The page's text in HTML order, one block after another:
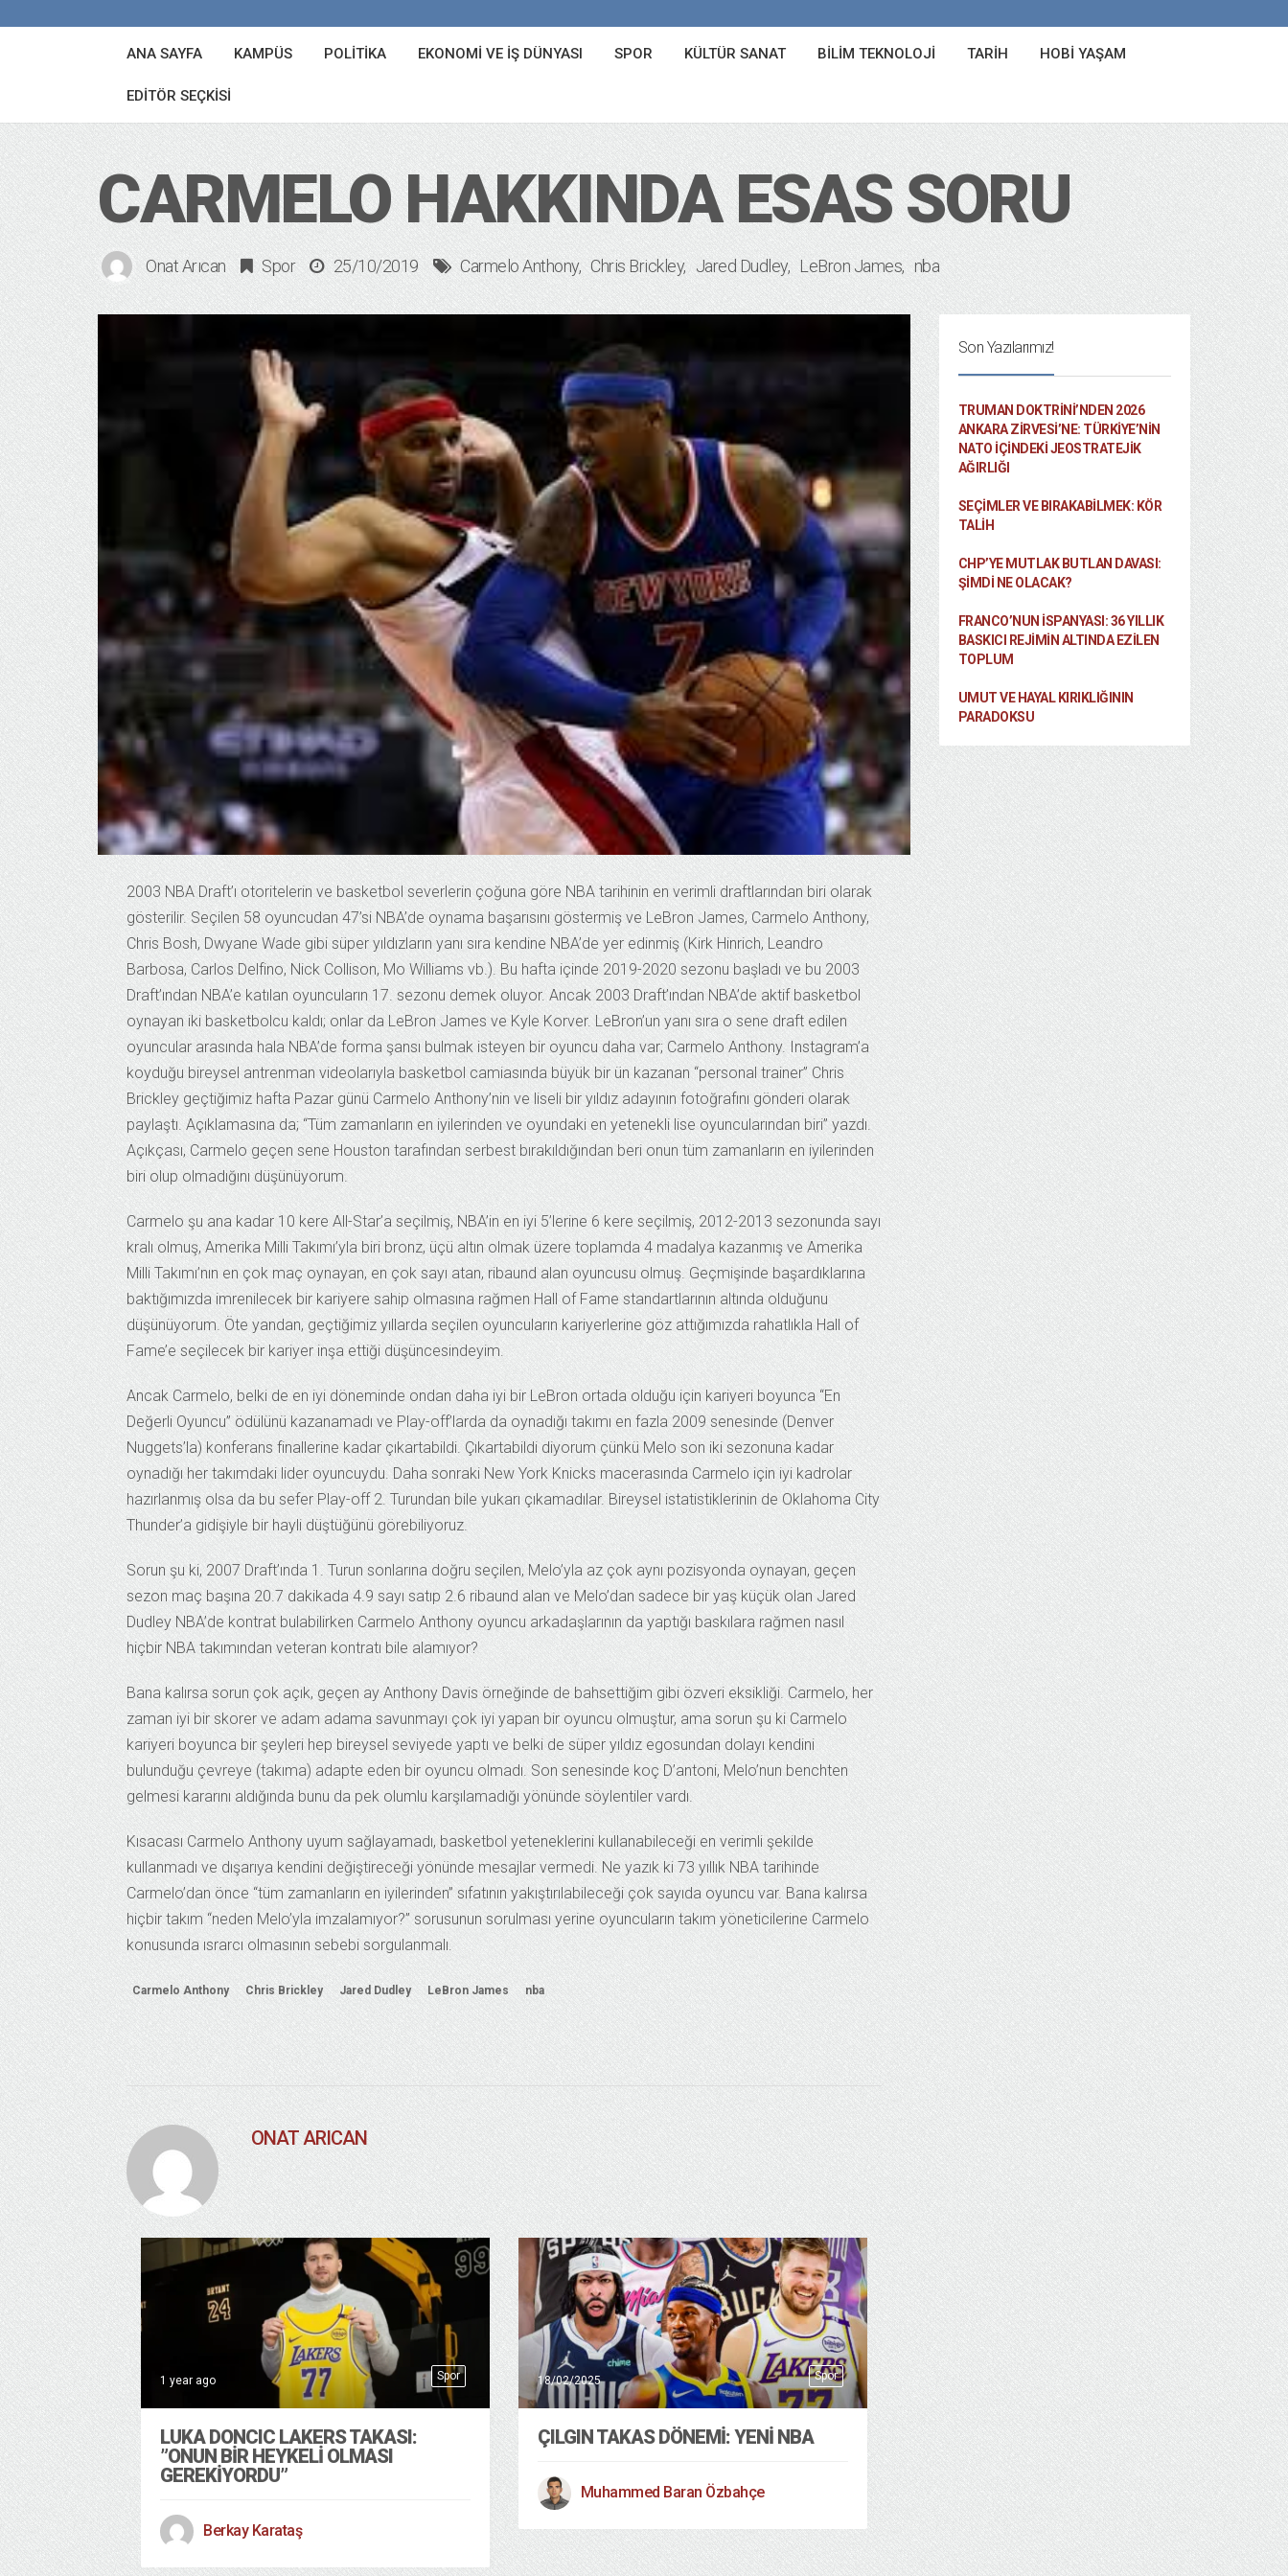
ANA SAYFA KAMPÜS POLITIKA EKONOMI VE İŞ DÜNYASI SPOR KÜLTÜR SANAT BILIM TEKNOLOJI TARIH HOBI YAŞAM
EDITÖR SEÇKISI
CARMELO HAKKINDA ESAS SORU
Onat Arıcan Spor 25/10/2019 Carmelo Anthony Chris Brickley Jared Dudley LeBron James nba
2003 NBA Draft’ı otoritelerin ve basketbol severlerin çoğuna göre NBA tarihinin en verimli draftlarından biri olarak
gösterilir. Seçilen 58 oyuncudan 47’si NBA’de oynama başarısını göstermiş ve LeBron James, Carmelo Anthony,
Chris Bosh, Dwyane Wade gibi süper yıldızların yanı sıra kendine NBA’de yer edinmiş (Kirk Hinrich, Leandro
Barbosa, Carlos Delfino, Nick Collison, Mo Williams vb.). Bu hafta içinde 2019-2020 sezonu başladı ve bu 2003
Draft’ından NBA’e katılan oyuncuların 17. sezonu demek oluyor. Ancak 2003 Draft’ından NBA’de aktif basketbol
oynayan iki basketbolcu kaldı; onlar da LeBron James ve Kyle Korver. LeBron’un yanı sıra o sene draft edilen
oyuncular arasında hala NBA’de forma şansı bulmak isteyen bir oyuncu daha var; Carmelo Anthony. Instagram’a
koyduğu bireysel antrenman videolarıyla basketbol camiasında büyük bir ün kazanan “personal trainer” Chris
Brickley geçtiğimiz hafta Pazar günü Carmelo Anthony’nin ve liseli bir yıldız adayının fotoğrafını gönderi olarak
paylaştı. Açıklamasına da; “Tüm zamanların en iyilerinden ve oyundaki en yetenekli lise oyuncularından biri” yazdı.
Açıkçası, Carmelo geçen sene Houston tarafından serbest bırakıldığından beri onun tüm zamanların en iyilerinden
biri olup olmadığını düşünüyorum.
Carmelo şu ana kadar 10 kere All-Star’a seçilmiş, NBA’in en iyi 5’lerine 6 kere seçilmiş, 2012-2013 sezonunda sayı
kralı olmuş, Amerika Milli Takımı’yla biri bronz, üçü altın olmak üzere toplamda 4 madalya kazanmış ve Amerika
Milli Takımı’nın en çok maç oynayan, en çok sayı atan, ribaund alan oyuncusu olmuş. Geçmişinde başardıklarına
baktığımızda imrenilecek bir kariyere sahip olmasına rağmen Hall of Fame standartlarının altında olduğunu
düşünüyorum. Öte yandan, geçtiğimiz yıllarda seçilen oyuncuların kariyerlerine göz attığımızda rahatlıkla Hall of
Fame’e seçilecek bir kariyer inşa ettiği düşüncesindeyim.
Ancak Carmelo, belki de en iyi döneminde ondan daha iyi bir LeBron ortada olduğu için kariyeri boyunca “En
Değerli Oyuncu” ödülünü kazanamadı ve Play-off’larda da oynadığı takımı en fazla 2009 senesinde (Denver
Nuggets’la) konferans finallerine kadar çıkartabildi. Çıkartabildi diyorum çünkü Melo son iki sezonuna kadar
oynadığı her takımdaki lider oyuncuydu. Daha sonraki New York Knicks macerasında Carmelo için iyi kadrolar
hazırlanmış olsa da bu sefer Play-off 2. Turundan bile yukarı çıkamadılar. Bireysel istatistiklerinin de Oklahoma City
Thunder’a gidişiyle bir hayli düştüğünü görebiliyoruz.
Sorun şu ki, 2007 Draft’ında 1. Turun sonlarına doğru seçilen, Melo’yla az çok aynı pozisyonda oynayan, geçen
sezon maç başına 20.7 dakikada 4.9 sayı satıp 2.6 ribaund alan ve Melo’dan sadece bir yaş küçük olan Jared
Dudley NBA’de kontrat bulabilirken Carmelo Anthony oyuncu arkadaşlarının da yaptığı baskılara rağmen nasıl
hiçbir NBA takımından veteran kontratı bile alamıyor?
Bana kalırsa sorun çok açık, geçen ay Anthony Davis örneğinde de bahsettiğim gibi özveri eksikliği. Carmelo, her
zaman iyi bir skorer ve adam adama savunmayı çok iyi yapan bir oyuncu olmuştur, ama sorun şu ki Carmelo
kariyeri boyunca bir şeyleri hep bireysel seviyede yaptı ve belki de süper yıldız egosundan dolayı kendini
bulunduğu çevreye (takıma) adapte eden bir oyuncu olmadı. Son senesinde koç D’antoni, Melo’nun benchten
gelmesi kararını aldığında bunu da pek olumlu karşılamadığı yönünde söylentiler vardı.
Kısacası Carmelo Anthony uyum sağlayamadı, basketbol yeteneklerini kullanabileceği en verimli şekilde
kullanmadı ve dışarıya kendini değiştireceği yönünde mesajlar vermedi. Ne yazık ki 73 yıllık NBA tarihinde
Carmelo’dan önce “tüm zamanların en iyilerinden” sıfatının yakıştırılabileceği çok sayıda oyuncu var. Bana kalırsa
hiçbir takım “neden Melo’yla imzalamıyor?” sorusunun sorulması yerine oyuncuların takım yöneticilerine Carmelo
konusunda ısrarcı olmasının sebebi sorgulanmalı.
Carmelo Anthony Chris Brickley Jared Dudley LeBron James nba
ONAT ARICAN
Spor
1 year ago
LUKA DONCIC LAKERS TAKASI:
”ONUN BIR HEYKELI OLMASI
GEREKIYORDU”
Berkay Karataş
Spor
18/02/2025
ÇILGIN TAKAS DÖNEMİ: YENİ NBA
Muhammed Baran Özbahçe
Son Yazılarımız!
TRUMAN DOKTRINI’NDEN 2026
ANKARA ZIRVESI’NE: TÜRKIYE’NIN
NATO İÇINDEKI JEOSTRATEJIK
AĞIRLIĞI
SEÇIMLER VE BIRAKABILMEK: KÖR
TALIH
CHP’YE MUTLAK BUTLAN DAVASI:
ŞİMDİ NE OLACAK?
FRANCO’NUN İSPANYASI: 36 YILLIK
BASKICI REJIMIN ALTINDA EZILEN
TOPLUM
UMUT VE HAYAL KIRIKLIĞININ
PARADOKSU